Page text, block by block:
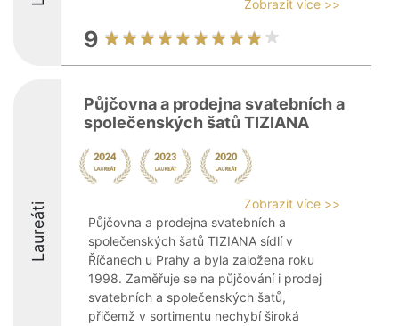
Zobrazit více >>
9
Laureáti
Půjčovna a prodejna svatebních a
společenských šatů TIZIANA
Zobrazit více >>
Půjčovna a prodejna svatebních a
společenských šatů TIZIANA sídlí v
Říčanech u Prahy a byla založena roku
1998. Zaměřuje se na půjčování i prodej
svatebních a společenských šatů,
přičemž v sortimentu nechybí široká